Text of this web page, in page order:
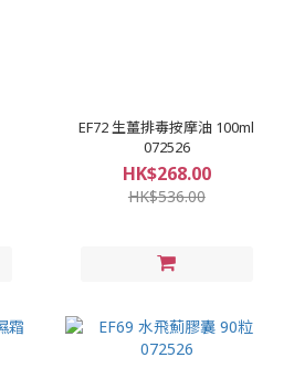
EF72 生薑排毒按摩油 100ml
072526
HK$268.00
HK$536.00